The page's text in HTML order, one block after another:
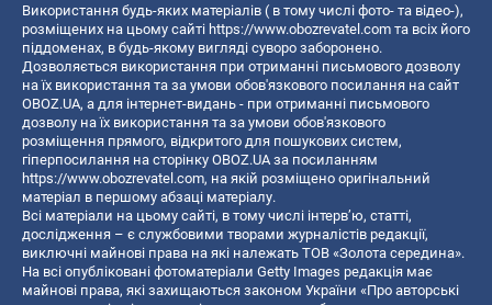
Використання будь-яких матеріалів ( в тому числі фото- та відео-),
розміщених на цьому сайті https://www.obozrevatel.com та всіх його
піддоменах, в будь-якому вигляді суворо заборонено.
Дозволяється використання при отриманні письмового дозволу
на їх використання та за умови обов'язкового посилання на сайт
OBOZ.UA, а для інтернет-видань - при отриманні письмового
дозволу на їх використання та за умови обов'язкового
розміщення прямого, відкритого для пошукових систем,
гіперпосилання на сторінку OBOZ.UA за посиланням
https://www.obozrevatel.com, на якій розміщено оригінальний
матеріал в першому абзаці матеріалу.
Всі матеріали на цьому сайті, в тому числі інтерв’ю, статті,
дослідження – є службовими творами журналістів редакції,
виключні майнові права на які належать ТОВ «Золота середина».
На всі опубліковані фотоматеріали Getty Images редакція має
майнові права, які захищаються законом України «Про авторські